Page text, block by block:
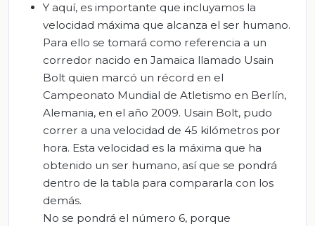
Y aquí, es importante que incluyamos la
velocidad máxima que alcanza el ser humano.
Para ello se tomará como referencia a un
corredor nacido en Jamaica llamado Usain
Bolt quien marcó un récord en el
Campeonato Mundial de Atletismo en Berlín,
Alemania, en el año 2009. Usain Bolt, pudo
correr a una velocidad de 45 kilómetros por
hora. Esta velocidad es la máxima que ha
obtenido un ser humano, así que se pondrá
dentro de la tabla para compararla con los
demás.
No se pondrá el número 6, porque